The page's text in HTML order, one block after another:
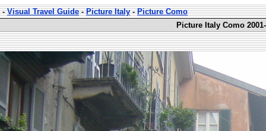
-Visual Travel Guide-Picture Italy-Picture Como
Picture Italy Como